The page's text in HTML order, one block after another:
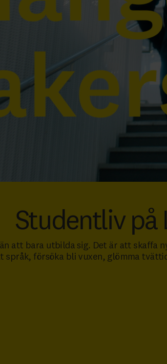
Studentliv på
att bara utbilda sig. Det är att skaffa
språk, försöka bli vuxen, glömma